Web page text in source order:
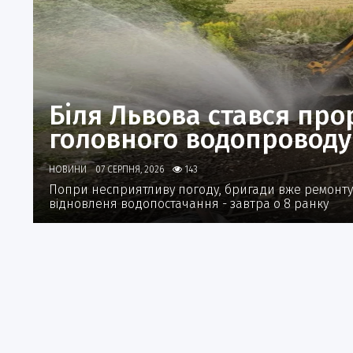
Біля Львова стався
головного
НОВИНИ 07 СЕРПНЯ, 2026 143
Попри несприятливу погоду, бригади вже
відновленя водопостачання - завтра о 8 ранку